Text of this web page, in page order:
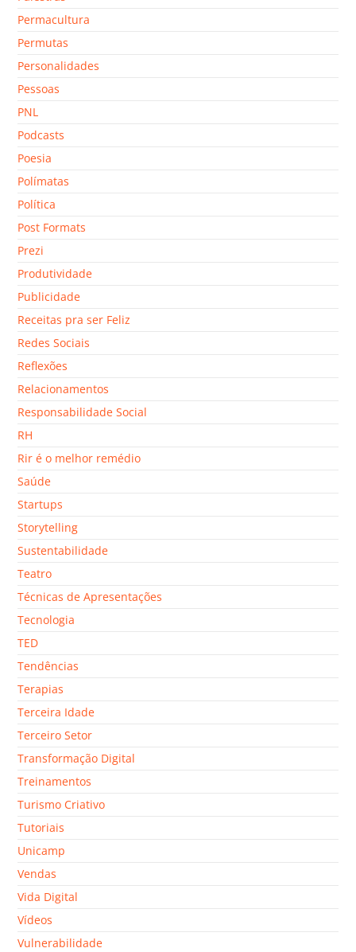
Permacultura
Permutas
Personalidades
Pessoas
PNL
Podcasts
Poesia
Polímatas
Política
Post Formats
Prezi
Produtividade
Publicidade
Receitas pra ser Feliz
Redes Sociais
Reflexões
Relacionamentos
Responsabilidade Social
RH
Rir é o melhor remédio
Saúde
Startups
Storytelling
Sustentabilidade
Teatro
Técnicas de Apresentações
Tecnologia
TED
Tendências
Terapias
Terceira Idade
Terceiro Setor
Transformação Digital
Treinamentos
Turismo Criativo
Tutoriais
Unicamp
Vendas
Vida Digital
Vídeos
Vulnerabilidade